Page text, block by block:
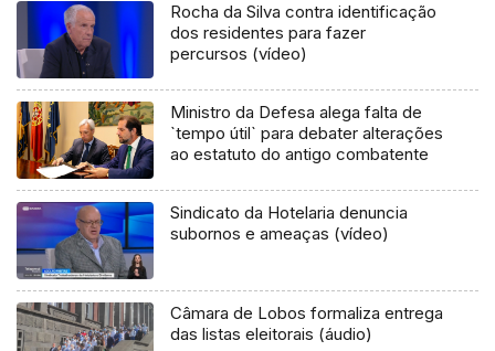
Rocha da Silva contra identificação
dos residentes para fazer
percursos (vídeo)
Ministro da Defesa alega falta de
`tempo útil` para debater alterações
ao estatuto do antigo combatente
Sindicato da Hotelaria denuncia
subornos e ameaças (vídeo)
Câmara de Lobos formaliza entrega
das listas eleitorais (áudio)